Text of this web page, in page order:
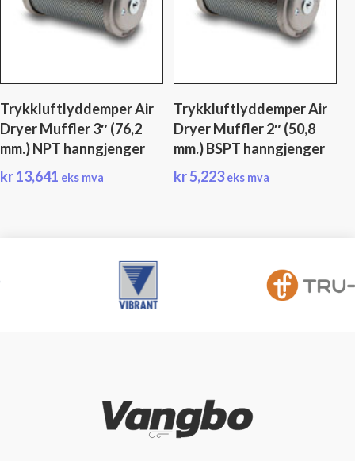
Trykkluftlyddemper Air
Dryer Muffler 3″ (76,2
mm.) NPT hanngjenger
kr13,641 eks mva
Trykkluftlyddemper Air
Dryer Muffler 2″ (50,8
mm.) BSPT hanngjenger
kr5,223 eks mva